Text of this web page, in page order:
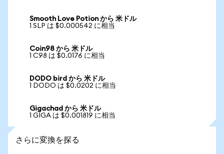
Smooth Love Potion から 米ドル
1 SLP は $0.000542 に相当
Coin98 から 米ドル
1 C98 は $0.0176 に相当
DODO bird から 米ドル
1 DODO は $0.0202 に相当
Gigachad から 米ドル
1 GIGA は $0.001819 に相当
さらに変換を探る